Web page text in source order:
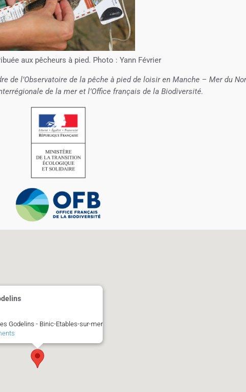
aux pêcheurs à pied. Photo : Yann Février
de l’Observatoire de la pêche à pied de loisir en Manche – Mer du
de la mer et l’Office français de la Biodiversité.
Godelins - Binic-Etables-sur-mer